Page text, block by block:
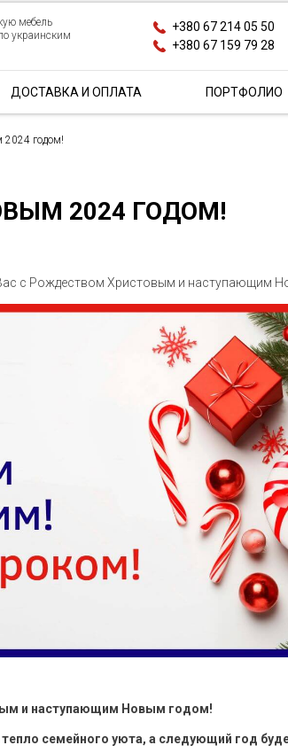
мебель
украинским
+380 67 214 05 50
+380 67 159 79 28
ДОСТАВКА И ОПЛАТА ПОРТФОЛИО
годом!
2024 ГОДОМ!
с Рождеством Христовым и наступающим
и наступающим Новым годом!
семейного уюта, а следующий год